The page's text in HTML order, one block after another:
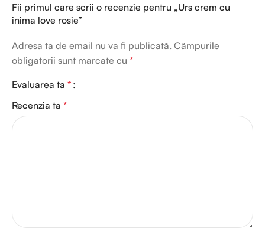
Fii primul care scrii o recenzie pentru „Urs crem cu
inima love rosie”
Adresa ta de email nu va fi publicată. Câmpurile
obligatorii sunt marcate cu *
Evaluarea ta *
Recenzia ta *